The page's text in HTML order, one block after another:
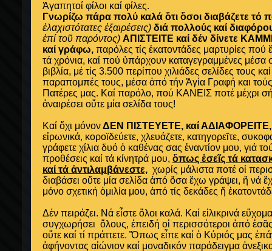
Ἀγαπητοί φίλοι καί φίλες.
Γνωρίζω πάρα πολύ καλά ὅτι ὅσοι διαβάζετε τό
ἐλαχιστότατες ἐξαιρέσεις) διά πολλούς καί
ἐπί τοῦ παρόντος) ΑΠΙΣΤΕΙΤΕ καί δέν δίνετε
καί γράφω, παρόλες τίς ἑκατοντάδες μαρτυρίες
τά χρόνια, καί πού ὑπάρχουν καταγεγραμμένες μέσα
βιβλία, μέ τίς 3.500 περίπου χιλιάδες σελίδες τους
παραπομπές τους, μέσα ἀπό τήν Ἁγία Γραφή και
Πατέρες μας. Καί παρόλο, πού ΚΑΝΕΙΣ ποτέ μέχρι
ἀναιρέσει οὔτε μία σελίδα τους!
Καί ὄχι μόνονΔΕΝ ΠΙΣΤΕΥΕΤΕ, καί
εἰρωνικά, κοροϊδεύετε, χλευάζετε, κατηγορεῖτε,
γράφετε χίλια δυό ὁ καθένας σας ἐναντίον μου, γιά
προθέσεις καί τά κίνητρά μου, ὅπως ἐσεῖς τά
καί τά ἀντιλαμβάνεστε, χωρίς μάλιστα ποτέ οἱ
διαβάσει οὔτε μία σελίδα ἀπό ὅσα ἔχω γράψει, ἤ νά
μόνο σχετική ὁμιλία μου, ἀπό τίς δεκάδες ἤ
Δέν πειράζει. Νά εἶστε ὅλοι καλά. Καί εἰλικρινά
συγχωρήσει ὅλους, ἐπειδή οἱ περισσότεροι ἀπό ἐσᾶς
οὔτε καί τί πράττετε. Ὅπως εἶπε καί ὁ Κύριός μας
ἀφήνοντας αἰώνιον καί μοναδικόν παράδειγμα